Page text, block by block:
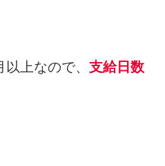
上なので、 支給日数